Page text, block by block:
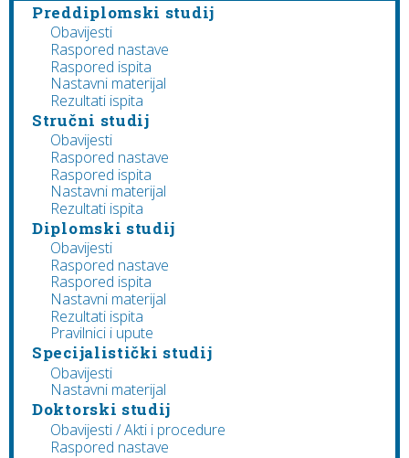
Preddiplomski studij
Obavijesti
Raspored nastave
Raspored ispita
Nastavni materijal
Rezultati ispita
Stručni studij
Obavijesti
Raspored nastave
Raspored ispita
Nastavni materijal
Rezultati ispita
Diplomski studij
Obavijesti
Raspored nastave
Raspored ispita
Nastavni materijal
Rezultati ispita
Pravilnici i upute
Specijalistički studij
Obavijesti
Nastavni materijal
Doktorski studij
Obavijesti / Akti i procedure
Raspored nastave